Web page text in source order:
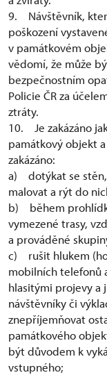
9. Návštěvník,
poškození
v památkovém
vědomí, že může
bezpečnostním
Policie ČR za
ztráty.
10. Je zakázáno
památkový objekt
zakázáno:
a) dotýkat se stěn,
malovat a rýt do
b) během
vymezené trasy,
a prováděné
c) rušit hlukem
mobilních telefonů
hlasitými projevy a
návštěvníky či
znepříjemňovat
památkového
být důvodem k
vstupného;